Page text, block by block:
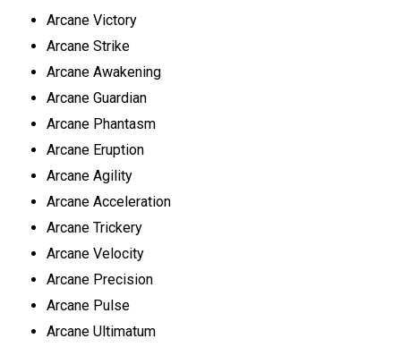
Arcane Victory
Arcane Strike
Arcane Awakening
Arcane Guardian
Arcane Phantasm
Arcane Eruption
Arcane Agility
Arcane Acceleration
Arcane Trickery
Arcane Velocity
Arcane Precision
Arcane Pulse
Arcane Ultimatum